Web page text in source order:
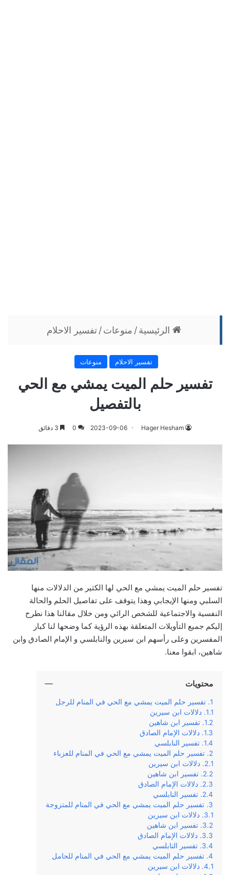
الرئيسية / منوعات / تفسير الاحلام
تفسير الاحلام منوعات
تفسير حلم الميت يمشي مع الحي
بالتفصيل
Hager Hesham
2023-09-06
0
تفسير حلم الميت يمشي مع الحي لها الكثير من الدلالات منها
السلبي ومنها الإيجابي وهذا يتوقف على تفاصيل الحلم والحالة
النفسية والاجتماعية للشخص الرائي ومن خلال مقالنا هذا نطرح
إليكم جميع التأويلات المتعلقة بهذه الرؤية كما وضحها لنا كبار
المفسرين وعلى رأسهم ابن سيرين والنابلسي و الإمام الصادق وابن
شاهين، ابقوا معنا.
محتويات
تفسير حلم الميت يمشي مع الحي في المنام للرجل
دلالات ابن سيرين
تفسير ابن شاهين
دلالات الإمام الصادق
تفسير النابلسي
تفسير حلم الميت يمشي مع الحي في المنام للعزباء
دلالات ابن سيرين
تفسير ابن شاهين
دلالات الإمام الصادق
تفسير النابلسي
تفسير حلم الميت يمشي مع الحي في المنام للمتزوجة
دلالات ابن سيرين
تفسير ابن شاهين
دلالات الإمام الصادق
تفسير النابلسي
تفسير حلم الميت يمشي مع الحي في المنام للحامل
دلالات ابن سيرين